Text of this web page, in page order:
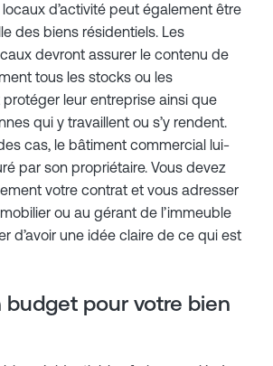
locaux d’activité peut également être
des biens résidentiels. Les
devront assurer le contenu de
tous les stocks ou les
leur entreprise ainsi que
qui y travaillent ou s’y rendent.
cas, le bâtiment commercial lui-
par son propriétaire. Vous devez
votre contrat et vous adresser
ou au gérant de l’immeuble
d’avoir une idée claire de ce qui est
budget pour votre bien